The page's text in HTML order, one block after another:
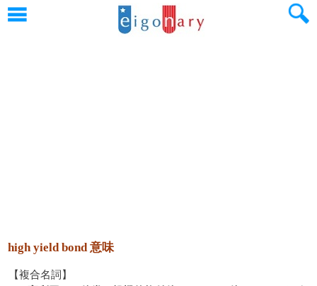
high yield bond 意味
【複合名詞】